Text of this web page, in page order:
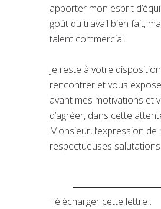
apporter mon esprit
goût du travail bien fait,
talent commercial.
Je reste à votre
rencontrer et vous
avant mes motivations et
d’agréer, dans cette
Monsieur, l’expression de
respectueuses salutations.
Télécharger cette lettre :